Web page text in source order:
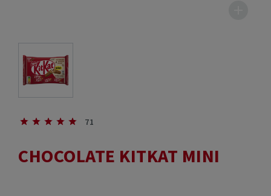
71
CHOCOLATE KITKAT MINI